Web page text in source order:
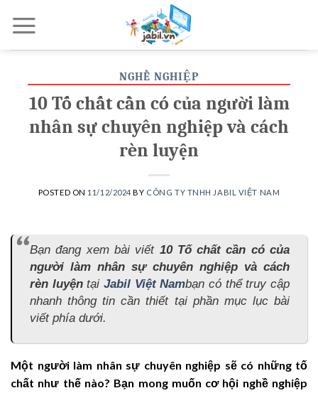
NGHỀ NGHIỆP
10 Tố chất cần có của người làm
nhân sự chuyên nghiệp và cách
rèn luyện
POSTED ON 11/12/2024 BY CÔNG TY TNHH JABIL VIỆT NAM
Bạn đang xem bài viết 10 Tố chất cần có của
người làm nhân sự chuyên nghiệp và cách
rèn luyệntạiJabil Việt Nambạn có thể truy cập
nhanh thông tin cần thiết tại phần mục lục bài
viết phía dưới.
Một người làm nhân sự chuyên nghiệp sẽ có những tố
chất như thế nào? Bạn mong muốn cơ hội nghề nghiệp